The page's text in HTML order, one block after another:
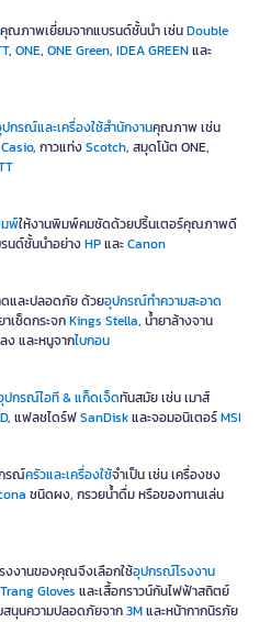
คุณภาพเยี่ยมจากแบรนด์ชั้นนำ เช่นDouble
, ONE, ONE Green, IDEA GREENและ
กรณ์และเครื่องใช้สำนักงานคุณภาพ เช่น
Casio, กาวแท่งScotch, สมุดโน้ต ONE,
มพ์ให้งานพิมพ์คมชัดด้วยปริ้นเตอร์คุณภาพดี
นด์ชั้นนำอย่างHPและCanon
ดและปลอดภัย ด้วยอุปกรณ์ทำความสะอาด
าเช็ดกระจกKings Stella, น้ำยาล้างจาน
และหนูจากไบกอน
ปกรณ์ไอที & แก็ดเจ็ดทันสมัย เช่น เมาส์
, แฟลชไดร์ฟSanDiskและจอมอนิเตอร์MSI
กรณ์ครัวและเครื่องใช้จำเป็น เช่น เครื่องชง
ชนิดผง, กรวยน้ำดื่ม หรือของทานเล่น
งงานของคุณจึงเลือกใช้อุปกรณ์โรงงาน
Gloves และเสื้อกราวน์กันไฟฟ้าสถิตย์
นุนความปลอดภัยจาก3Mและหน้ากากนิรภัย